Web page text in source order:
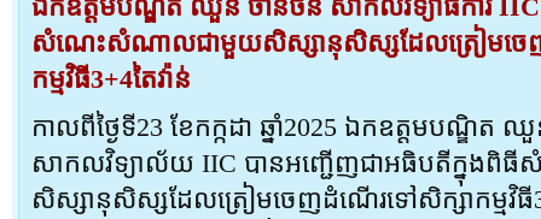
ឯកឧត្តមបណ្ឌិត ឈួន ចាន់ថន សាកលវិទ្យាធិការ
សំណេះសំណាល​ជាមួយសិស្សានុសិស្ស​ដែលត្រៀមចេ
កម្មវិធី3+4តៃវ៉ាន់
កាលពីថ្ងៃទី23 ខែកក្កដា ឆ្នាំ2025 ឯកឧត្តមបណ្ឌិត
សាកលវិទ្យាល័យ IIC បានអញ្ជើញជាអធិបតីក្នុង
សិស្សានុសិស្សដែលត្រៀមចេញដំណើរទៅសិក្សាកម្មវិធី